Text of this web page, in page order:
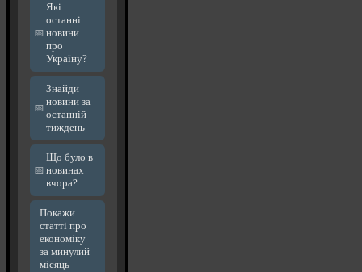
Які
останні
новини
про
Україну?
Знайди
новини за
останній
тиждень
Що було в
новинах
вчора?
Покажи
статті про
економіку
за минулий
місяць